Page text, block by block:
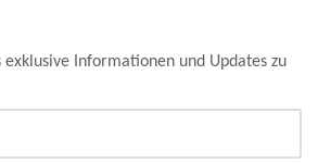
exklusive Informationen und Updates zu